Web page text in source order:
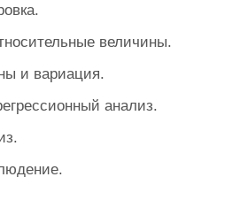
величины.
и вариация.
анализ.